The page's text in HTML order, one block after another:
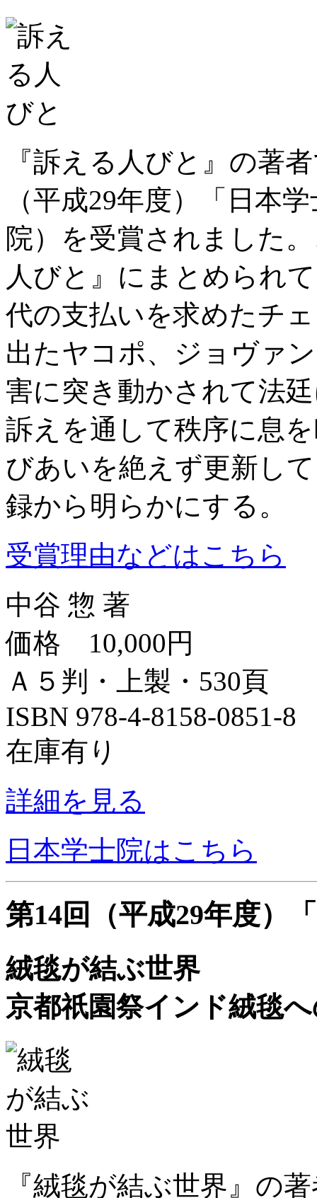
『訴える人びと』の著
（平成29年度）「日本
院）を受賞されました
人びと』にまとめられ
代の支払いを求めたチ
出たヤコポ、ジョヴァ
害に突き動かされて法
訴えを通して秩序に息
びあいを絶えず更新し
録から明らかにする。
受賞理由などはこちら
中谷 惣 著
価格 10,000円
Ａ５判・上製・530頁
ISBN 978-4-8158-0851-
在庫有り
詳細を見る
日本学士院はこちら
第14回（平成29年度）
絨毯が結ぶ世界
京都祇園祭インド絨毯
『絨毯が結ぶ世界』の